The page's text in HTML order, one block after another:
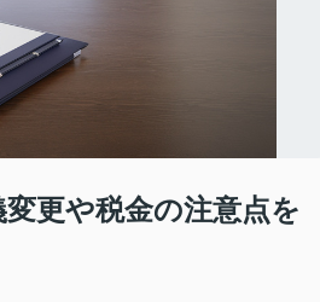
更や税金の注意点を